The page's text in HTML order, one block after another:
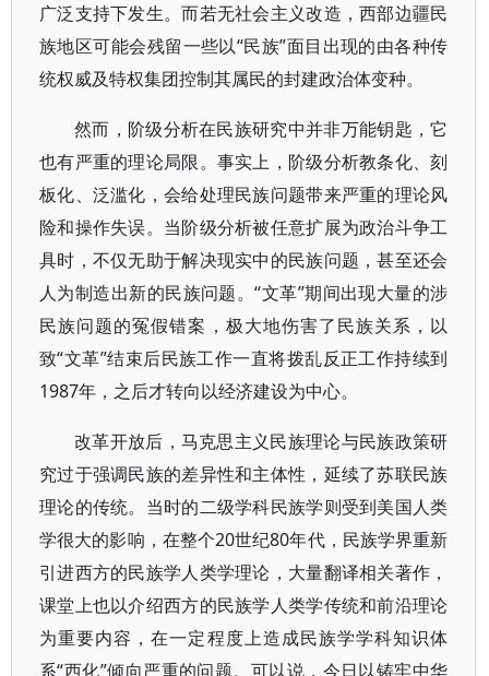
广泛支持下发生。而若无社会主义改造，西部边疆民
族地区可能会残留一些以“民族”面目出现的由各种传
统权威及特权集团控制其属民的封建政治体变种。
然而，阶级分析在民族研究中并非万能钥匙，它
也有严重的理论局限。事实上，阶级分析教条化、刻
板化、泛滥化，会给处理民族问题带来严重的理论风
险和操作失误。当阶级分析被任意扩展为政治斗争工
具时，不仅无助于解决现实中的民族问题，甚至还会
人为制造出新的民族问题。“文革”期间出现大量的涉
民族问题的冤假错案，极大地伤害了民族关系，以
致“文革”结束后民族工作一直将拨乱反正工作持续到
1987年，之后才转向以经济建设为中心。
改革开放后，马克思主义民族理论与民族政策研
究过于强调民族的差异性和主体性，延续了苏联民族
理论的传统。当时的二级学科民族学则受到美国人类
学很大的影响，在整个20世纪80年代，民族学界重新
引进西方的民族学人类学理论，大量翻译相关著作，
课堂上也以介绍西方的民族学人类学传统和前沿理论
为重要内容，在一定程度上造成民族学学科知识体
系“西化”倾向严重的问题。可以说，今日以铸牢中华